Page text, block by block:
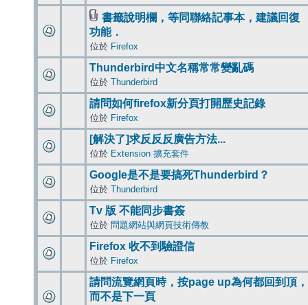
書籤說明欄，等同聯絡記事本，建議回復
功能．
位於 Firefox
Thunderbird中文名稱常常變亂碼
位於 Thunderbird
請問如何firefox新分頁打開歷史記錄
位於 Firefox
[解決了]求反反反廣告方法...
位於 Extension 擴充套件
Google是不是要搞死Thunderbird？
位於 Thunderbird
Tv 版 不能同步書簽
位於 問題網站與網頁技術傳教
Firefox 收不到驗證信
位於 Firefox
請問流覽網頁時，按page up為何都回到頂，
而不是下一頁